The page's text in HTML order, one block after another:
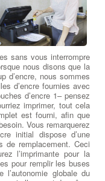
sans vous interrompre
nous disons que la
d’encre, nous sommes
d’encre fournies avec
d’encre 1– pensez
imprimer, tout cela
est fourni, afin que
Vous remarquerez
initial dispose d’une
de remplacement. Ceci
l’imprimante pour la
pour remplir les buses
l’autonomie globale du